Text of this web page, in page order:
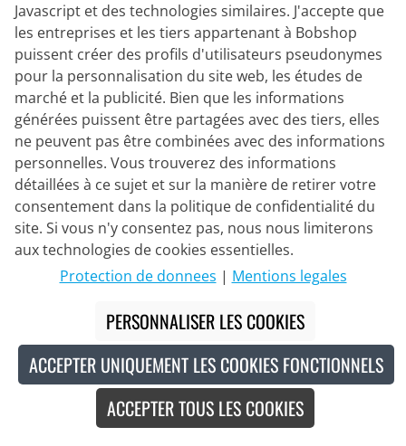
BIANCHI MILANO
Maillot manches courtes Ultralight
87,95 € 144,95 € #
Javascript et des technologies similaires. J'accepte que
les entreprises et les tiers appartenant à Bobshop
puissent créer des profils d'utilisateurs pseudonymes
pour la personnalisation du site web, les études de
marché et la publicité. Bien que les informations
générées puissent être partagées avec des tiers, elles
ne peuvent pas être combinées avec des informations
personnelles. Vous trouverez des informations
détaillées à ce sujet et sur la manière de retirer votre
consentement dans la politique de confidentialité du
site. Si vous n'y consentez pas, nous nous limiterons
aux technologies de cookies essentielles.
Protection de donnees | Mentions legales
PERSONNALISER LES COOKIES
ACCEPTER UNIQUEMENT LES COOKIES FONCTIONNELS
ACCEPTER TOUS LES COOKIES